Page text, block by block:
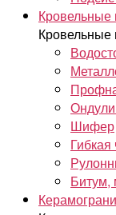
Шифер
Битум,